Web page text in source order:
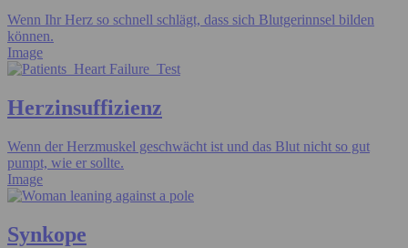
Wenn Ihr Herz so schnell schlägt, dass sich Blutgerinnsel bilden
können.
Image
Herzinsuffizienz
Wenn der Herzmuskel geschwächt ist und das Blut nicht so gut
pumpt, wie er sollte.
Image
Synkope